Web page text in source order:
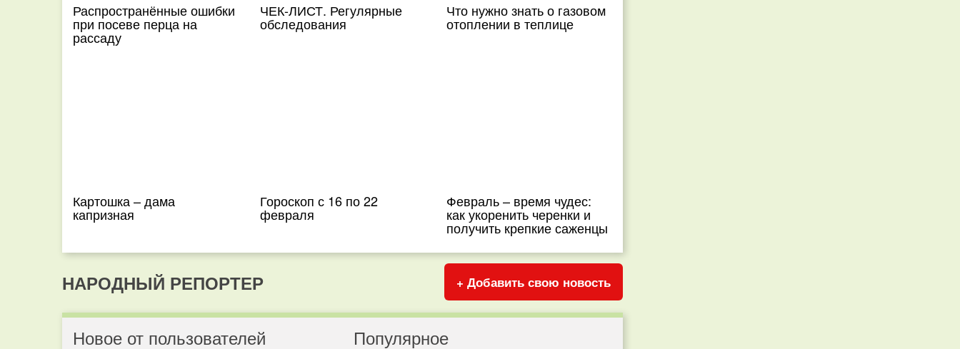
Распространённые ошибки
при посеве перца на
рассаду
ЧЕК-ЛИСТ. Регулярные
обследования
Что нужно знать о газовом
отоплении в теплице
Картошка – дама
капризная
Гороскоп с 16 по 22
февраля
Февраль – время чудес:
как укоренить черенки и
получить крепкие саженцы
НАРОДНЫЙ РЕПОРТЕР + Добавить свою новость
Новое от пользователей Популярное